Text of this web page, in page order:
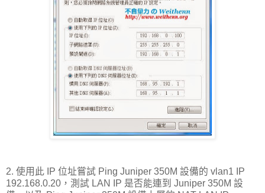
2. 使用此 IP 位址嘗試 Ping Juniper 350M 設備的 vlan1 IP
192.168.0.20，測試 LAN IP 是否能連到 Juniper 350M 設